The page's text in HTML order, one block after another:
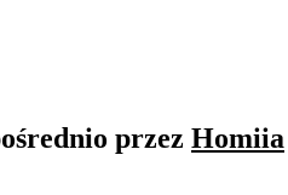
przez Homiia